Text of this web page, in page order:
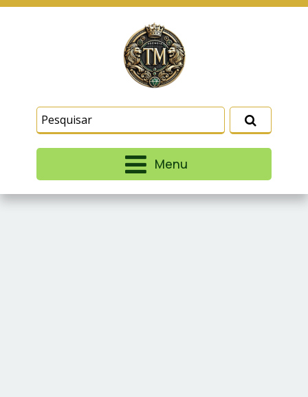
Menu
similares para lembrar e entender como você usa
nosso site, analisar seu uso de nossos produtos
e serviços, ajudar com nossos esforços de
marketing e fornecer conteúdo de terceiros. Leia
Termos e CondiçõesePolítica de